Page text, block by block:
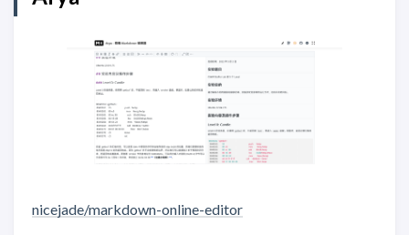
nicejade/markdown-online-editor